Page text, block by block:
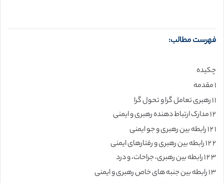
فهرست مطالب:
چکیده
۱ مقدمه
۱ ۱ رهبری تعامل گرا و تحول گرا
۲ ۱ مدارک ارتباط دهنده رهبری و ایمنی
۱ ۲ ۱ رابطه بین رهبری و جو ایمنی
۲ ۲ ۱ رابطه بین رهبری و رفتارهای ایمنی
۳ ۲ ۱ رابطه بین رهبری، جراحات، و درد
۳ ۱ رابطه بین جنبه های خاص رهبری و ایمنی